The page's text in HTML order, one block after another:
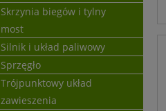
Skrzynia biegów i tylny
most
Silnik i układ paliwowy
Sprzęgło
Trójpunktowy układ
zawieszenia